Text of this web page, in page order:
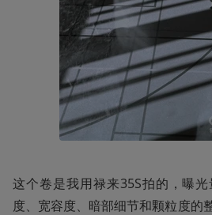
这个卷是我用禄来35S拍的，曝
度、宽容度、暗部细节和颗粒度的